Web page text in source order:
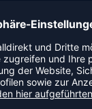
für die
Mesh-Besatz
Elastische